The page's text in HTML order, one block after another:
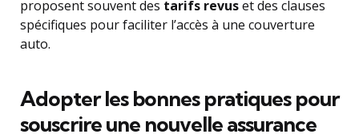
proposent souvent des tarifs revuset des clauses
spécifiques pour faciliter l’accès à une couverture
auto.
Adopter les bonnes pratiques pour
souscrire une nouvelle assurance